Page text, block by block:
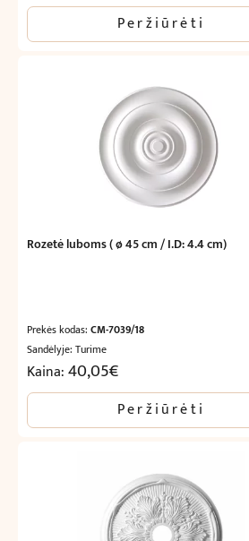
Peržiūrėti
Rozetė luboms ( ø 45 cm / I.D: 4.4 cm)
Prekės kodas: CM-7039/18
Sandėlyje: Turime
Kaina:40,05€
Peržiūrėti